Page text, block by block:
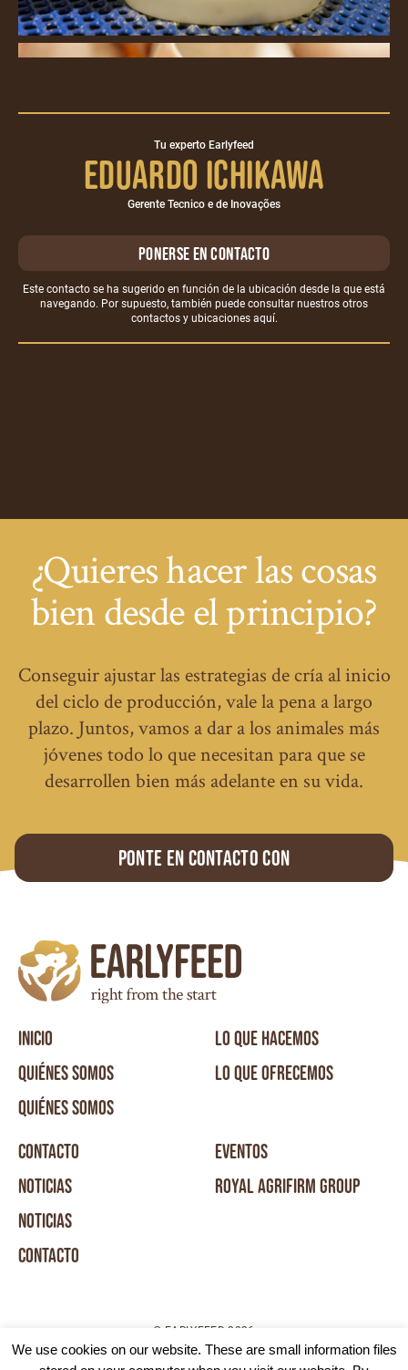
Tu experto Earlyfeed
Eduardo Ichikawa
Gerente Tecnico e de Inovações
Ponerse en contacto
Este contacto se ha sugerido en función de la ubicación desde la que está
navegando. Por supuesto, también puede consultar nuestros otros
contactos y ubicaciones aquí.
¿Quieres hacer las cosas
bien desde el principio?
Conseguir ajustar las estrategias de cría al inicio
del ciclo de producción, vale la pena a largo
plazo. Juntos, vamos a dar a los animales más
jóvenes todo lo que necesitan para que se
desarrollen bien más adelante en su vida.
Ponte en contacto con
INICIO
QUIÉNES SOMOS
QUIÉNES SOMOS
LO QUE HACEMOS
LO QUE OFRECEMOS
CONTACTO
NOTICIAS
NOTICIAS
CONTACTO
EVENTOS
ROYAL AGRIFIRM GROUP
© EARLYFEED 2026
We use cookies on our website. These are small information files